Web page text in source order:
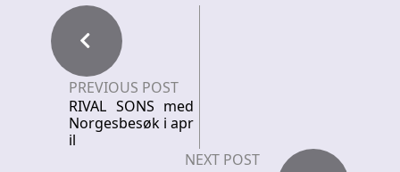
PREVIOUS POST
RIVAL SONS med
Norgesbesøk i apr
il
NEXT POST